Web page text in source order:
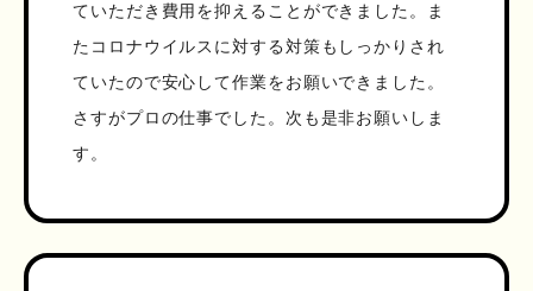
ていただき費用を抑えることができました。ま
たコロナウイルスに対する対策もしっかりされ
ていたので安心して作業をお願いできました。
さすがプロの仕事でした。次も是非お願いしま
す。